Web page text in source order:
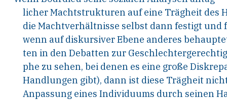
licher Machtstrukturen auf eine Trägheit des
die Machtverhältnisse selbst dann festigt und
wenn auf diskursiver Ebene anderes
ten in den Debatten zur
phe zu sehen, bei denen es eine große
Handlungen gibt), dann ist diese Trägheit
Anpassung eines Individuums durch seinen